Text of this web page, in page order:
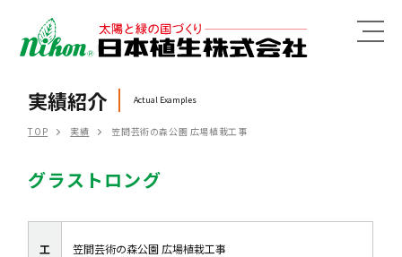
MENU
実績紹介 Actual Examples
TOP 実績 笠間芸術の森公園 広場植栽工事
グラストロング
工
笠間芸術の森公園 広場植栽工事